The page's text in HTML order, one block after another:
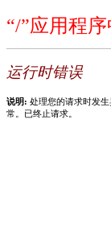
“/”应用程
运行时错误
说明: 处理您的请求时发
常。已终止请求。